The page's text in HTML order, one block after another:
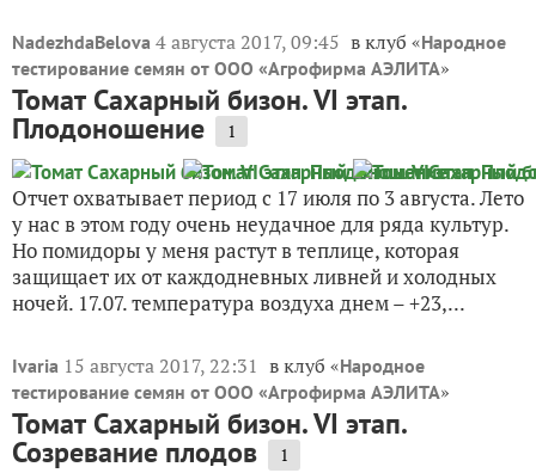
NadezhdaBelova 4 августа 2017, 09:45 в клуб «Народное
тестирование семян от ООО «Агрофирма АЭЛИТА»
Томат Сахарный бизон. VI этап.
Плодоношение 1
Отчет охватывает период с 17 июля по 3 августа. Лето
у нас в этом году очень неудачное для ряда культур.
Но помидоры у меня растут в теплице, которая
защищает их от каждодневных ливней и холодных
ночей. 17.07. температура воздуха днем – +23,...
Ivaria 15 августа 2017, 22:31 в клуб «Народное
тестирование семян от ООО «Агрофирма АЭЛИТА»
Томат Сахарный бизон. VI этап.
Созревание плодов 1